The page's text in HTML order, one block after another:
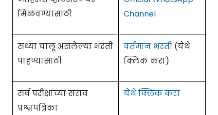
मिळवण्यासाठी
Channel
सध्या चालू असलेल्या भरती
पाहण्यासाठी
वर्तमान भरती (येथे
क्लिक करा)
सर्व परीक्षांच्या सराव
प्रश्नपत्रिका
येथे क्लिक करा